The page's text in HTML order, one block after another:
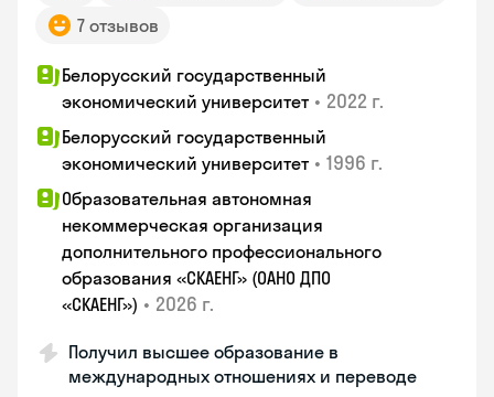
7 отзывов
Белорусский государственный
экономический университет • 2022 г.
Белорусский государственный
экономический университет • 1996 г.
Образовательная автономная
некоммерческая организация
дополнительного профессионального
образования «СКАЕНГ» (ОАНО ДПО
«СКАЕНГ») • 2026 г.
Получил высшее образование в
международных отношениях и переводе